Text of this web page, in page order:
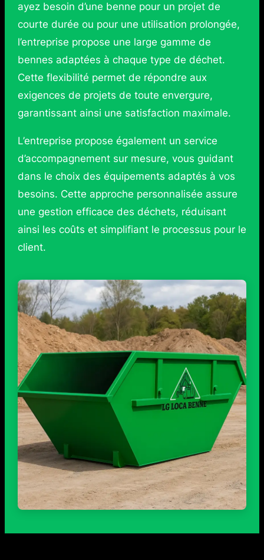
ayez besoin d’une benne pour un projet de
courte durée ou pour une utilisation prolongée,
l’entreprise propose une large gamme de
bennes adaptées à chaque type de déchet.
Cette flexibilité permet de répondre aux
exigences de projets de toute envergure,
garantissant ainsi une satisfaction maximale.
L’entreprise propose également un service
d’accompagnement sur mesure, vous guidant
dans le choix des équipements adaptés à vos
besoins. Cette approche personnalisée assure
une gestion efficace des déchets, réduisant
ainsi les coûts et simplifiant le processus pour le
client.